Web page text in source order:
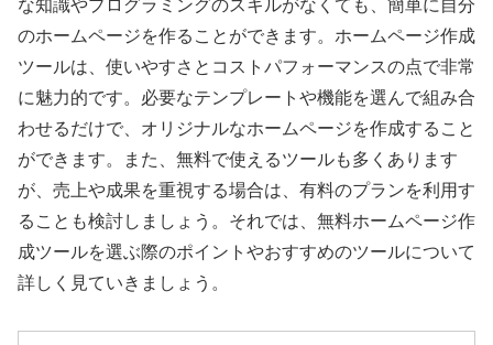
な知識やプログラミングのスキルがなくても、簡単に自分
のホームページを作ることができます。ホームページ作成
ツールは、使いやすさとコストパフォーマンスの点で非常
に魅力的です。必要なテンプレートや機能を選んで組み合
わせるだけで、オリジナルなホームページを作成すること
ができます。また、無料で使えるツールも多くあります
が、売上や成果を重視する場合は、有料のプランを利用す
ることも検討しましょう。それでは、無料ホームページ作
成ツールを選ぶ際のポイントやおすすめのツールについて
詳しく見ていきましょう。